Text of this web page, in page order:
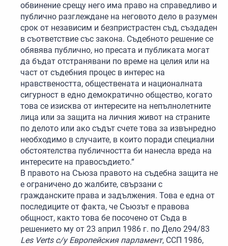
обвинение срещу него има право на справедливо и
публично разглеждане на неговото дело в разумен
срок от независим и безпристрастен съд, създаден
в съответствие със закона. Съдебното решение се
обявява публично, но пресата и публиката могат
да бъдат отстранявани по време на целия или на
част от съдебния процес в интерес на
нравствеността, обществената и националната
сигурност в едно демократично общество, когато
това се изисква от интересите на непълнолетните
лица или за защита на личния живот на страните
по делото или ако съдът счете това за извънредно
необходимо в случаите, в които поради специални
обстоятелства публичността би нанесла вреда на
интересите на правосъдието.“
В правото на Съюза правото на съдебна защита не
е ограничено до жалбите, свързани с
гражданските права и задължения. Това е една от
последиците от факта, че Съюзът е правова
общност, както това бе посочено от Съда в
решението му от 23 април 1986 г. по Дело 294/83
Les Verts с/у Европейския парламент, ССП 1986,